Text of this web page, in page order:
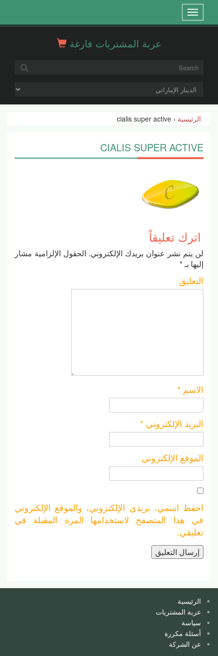
عربة المشتريات فارغة
Open
menu
الرئيسية › cialis super active
CIALIS SUPER ACTIVE
اترك تعليقاً
لن يتم نشر عنوان بريدك الإلكتروني. الحقول الإلزامية مشار
إليها بـ*
التعليق
الاسم *
البريد الإلكتروني *
الموقع الإلكتروني
احفظ اسمي، بريدي الإلكتروني، والموقع الإلكتروني
في هذا المتصفح لاستخدامها المرة المقبلة في
تعليقي.
الرئيسية
عربة المشتريات
سياسة
أسئلة مكررة
عن الشركة